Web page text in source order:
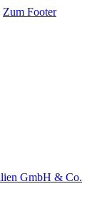
Zum Footer